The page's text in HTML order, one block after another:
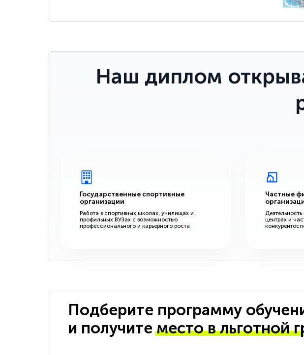
Наш диплом
Государственные спортивные
организации
Работа в спортивных школах, училищах и
профильных ВУЗах с возможностью
профессионального и карьерного роста
Частные
центрах и
Подберите программу
и получитеместо в льготной